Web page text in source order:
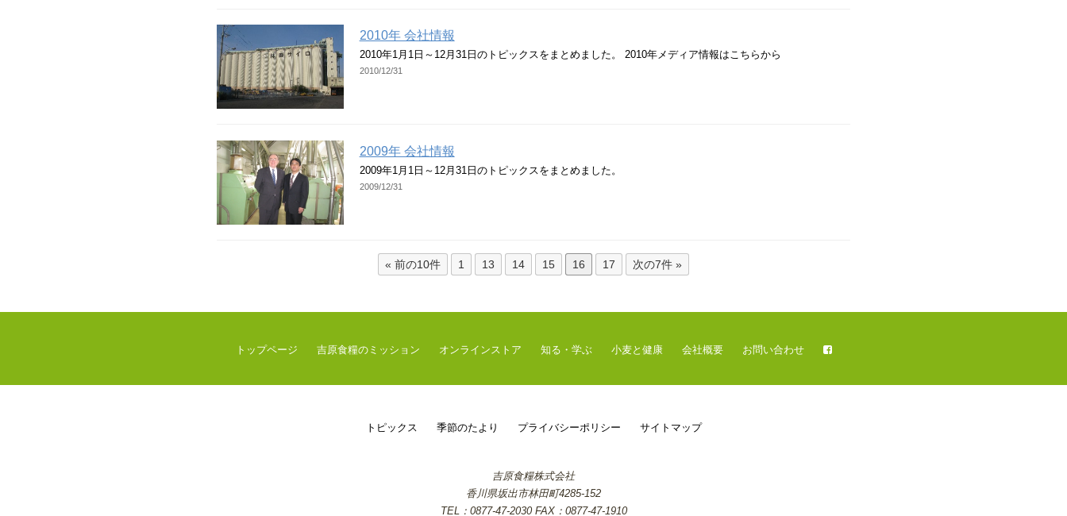
2010年 会社情報
2010年1月1日～12月31日のトピックスをまとめました。 2010年メディア情報はこちらから
2010/12/31
2009年 会社情報
2009年1月1日～12月31日のトピックスをまとめました。
2009/12/31
« 前の10件 1 13 14 15 16 17 次の7件 »
トップページ 吉原食糧のミッション オンラインストア 知る・学ぶ 小麦と健康 会社概要 お問い合わせ
トピックス 季節のたより プライバシーポリシー サイトマップ
吉原食糧株式会社
香川県坂出市林田町4285-152
TEL：0877-47-2030 FAX：0877-47-1910